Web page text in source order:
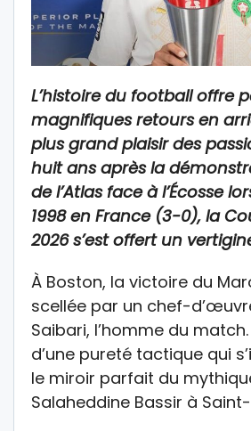
L’histoire du football offre
magnifiques retours en
plus grand plaisir des
huit ans après la
de l’Atlas face à l’Écosse
1998 en France (3-0), la
2026 s’est offert un
À Boston, la victoire du
scellée par un chef-
Saibari, l’homme du
d’une pureté tactique qui
le miroir parfait du
Salaheddine Bassir à